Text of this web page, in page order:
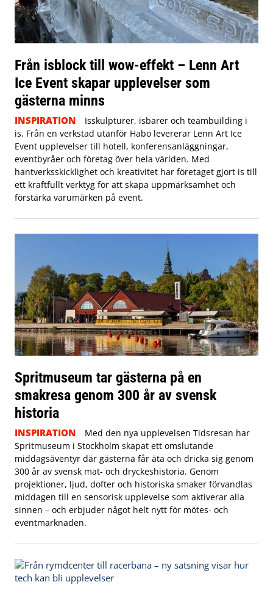
Från isblock till wow-effekt – Lenn Art
Ice Event skapar upplevelser som
gästerna minns
INSPIRATION
Isskulpturer, isbarer och teambuilding i
is. Från en verkstad utanför Habo levererar Lenn Art Ice
Event upplevelser till hotell, konferensanläggningar,
eventbyråer och företag över hela världen. Med
hantverksskicklighet och kreativitet har företaget gjort is till
ett kraftfullt verktyg för att skapa uppmärksamhet och
förstärka varumärken på event.
Spritmuseum tar gästerna på en
smakresa genom 300 år av svensk
historia
INSPIRATION
Med den nya upplevelsen Tidsresan har
Spritmuseum i Stockholm skapat ett omslutande
middagsäventyr där gästerna får äta och dricka sig genom
300 år av svensk mat- och dryckeshistoria. Genom
projektioner, ljud, dofter och historiska smaker förvandlas
middagen till en sensorisk upplevelse som aktiverar alla
sinnen – och erbjuder något helt nytt för mötes- och
eventmarknaden.